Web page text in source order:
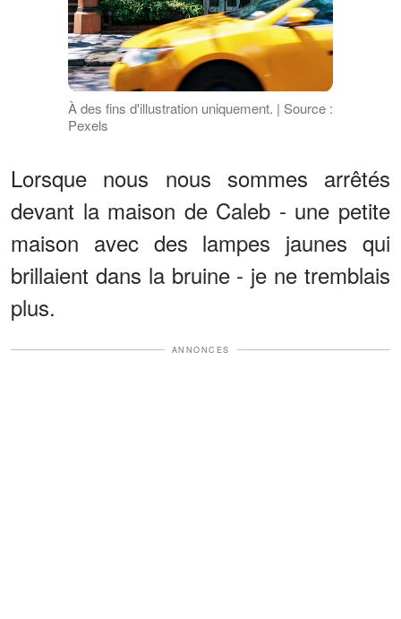
À des fins d'illustration uniquement. | Source :
Pexels
Lorsque nous nous sommes arrêtés
devant la maison de Caleb - une petite
maison avec des lampes jaunes qui
brillaient dans la bruine - je ne tremblais
plus.
ANNONCES